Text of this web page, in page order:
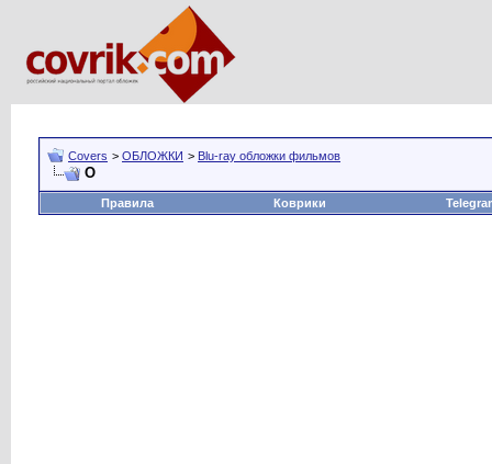
Covers > ОБЛОЖКИ > Blu-ray обложки фильмов
O
Правила Коврики